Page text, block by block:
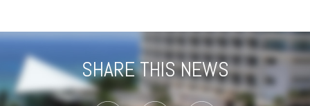
SHARE THIS NEWS